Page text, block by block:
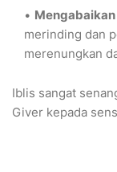
merinding dan
merenungkan
Iblis sangat
Giver kepada